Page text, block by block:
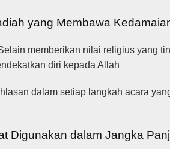
yang Membawa
memberikan nilai religius yang
diri kepada Allah
dalam setiap langkah acara
Digunakan dalam Jangka